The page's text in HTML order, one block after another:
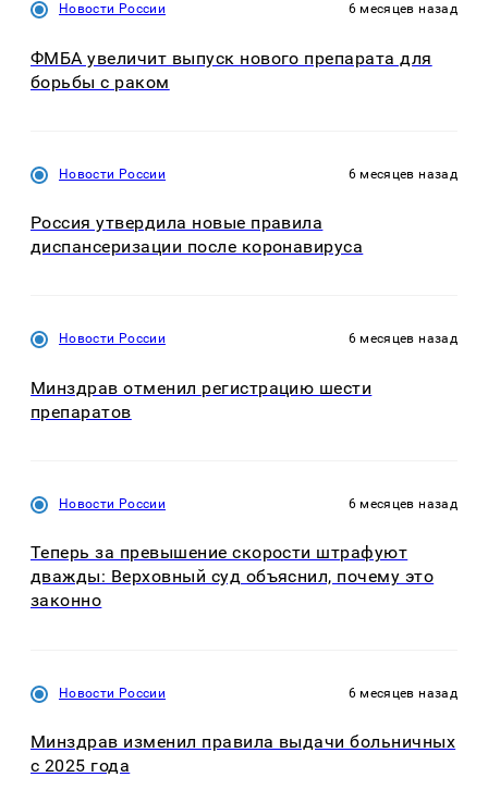
Новости России 6 месяцев назад
ФМБА увеличит выпуск нового препарата для
борьбы с раком
Новости России 6 месяцев назад
Россия утвердила новые правила
диспансеризации после коронавируса
Новости России 6 месяцев назад
Минздрав отменил регистрацию шести
препаратов
Новости России 6 месяцев назад
Теперь за превышение скорости штрафуют
дважды: Верховный суд объяснил, почему это
законно
Новости России 6 месяцев назад
Минздрав изменил правила выдачи больничных
с 2025 года